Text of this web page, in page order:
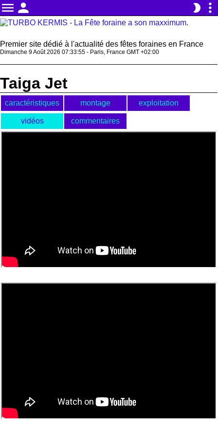
menu person brightness_2 more_vert
Premier site dédié à l'actualité des fêtes foraines en France
Dimanche 9 Août 2026 07:33:55 - Paris, France GMT +02:00
Taiga Jet
caractéristiques montage exploitation
vidéos commentaires